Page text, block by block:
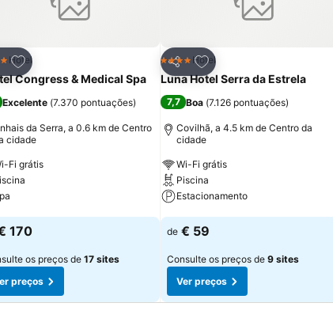
Adicionar aos favoritos
Hotel
Congress & Medical Spa
Excelente (7.370 pontuações)
da Serra, a 0.6 km de Centro
cidade
Fi grátis
170
os preços de 17 sites
preços
Partilhar
Adicionar aos favoritos
4 EstrelasHotel
Luna Hotel Serra da Estrela
7,7 Boa (7.126 pontuações)
Covilhã, a 4.5 km de Centro da
cidade
Wi-Fi grátis
Piscina
Estacionamento
Ver preços
de € 59
Consulte os preços de 9 sites
Ver preços